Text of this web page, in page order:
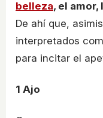
belleza, el
De ahí que,
interpretados
para incitar el
1 Ajo